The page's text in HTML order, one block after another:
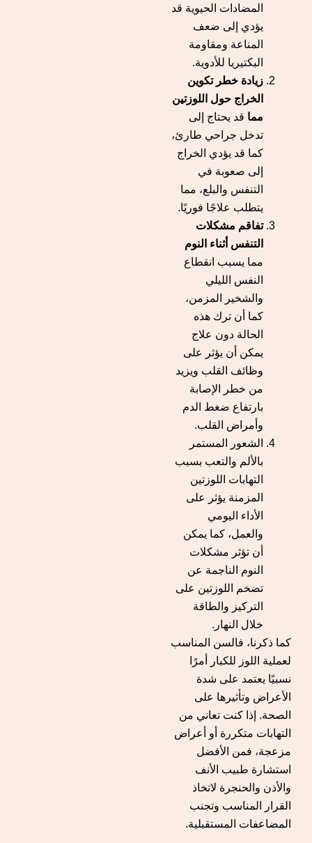
المضادات الحيوية قد
يؤدي إلى ضعف
المناعة ومقاومة
البكتيريا للأدوية.
زيادة خطر تكوين
الخراج حول اللوزتين
مما قد يحتاج إلى
تدخل جراحي طارئ،
كما قد يؤدي الخراج
إلى صعوبة في
التنفس والبلع، مما
يتطلب علاجًا فوريًا.
تفاقم مشكلات
التنفس أثناء النوم
مما يسبب انقطاع
النفس الليلي
والشخير المزمن،
كما أن ترك هذه
الحالة دون علاج
يمكن أن يؤثر على
وظائف القلب ويزيد
من خطر الإصابة
بارتفاع ضغط الدم
وأمراض القلب.
الشعور المستمر
بالألم والتعب بسبب
التهابات اللوزتين
المزمنة يؤثر على
الأداء اليومي
والعمل، كما يمكن
أن تؤثر مشكلات
النوم الناجمة عن
تضخم اللوزتين على
التركيز والطاقة
خلال النهار.
كما ذكرنا، فالسن المناسب
لعملية اللوز للكبار أمرًا
نسبيًا يعتمد على شدة
الأعراض وتأثيرها على
الصحة. إذا كنت تعاني من
التهابات متكررة أو أعراض
مزعجة، فمن الأفضل
استشارة طبيب الأنف
والأذن والحنجرة لاتخاذ
القرار المناسب وتجنب
المضاعفات المستقبلية.